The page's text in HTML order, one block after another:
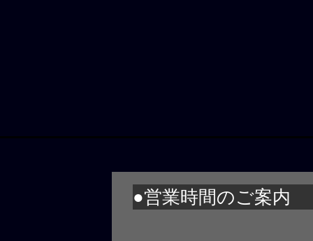
●営業時間のご案内